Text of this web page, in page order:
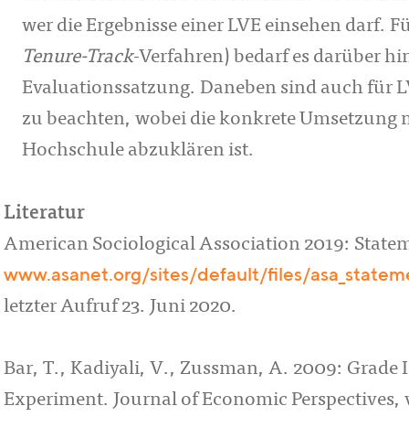
wer die Er­gebnisse einer LVE einsehen darf.
Tenure-Track-Verfahren) bedarf es darüber
Evaluationssatzung. Daneben sind auch für
zu beachten, wobei die konkrete
Hochschule abzuklären ist.
Literatur
American Sociological Association 2019:
www.asanet.org/sites/default/files/
letzter Aufruf 23. Juni 2020.
Bar, T., Kadiyali, V., Zussman, A. 2009:
Experiment. Journal of Economic Perspectives,